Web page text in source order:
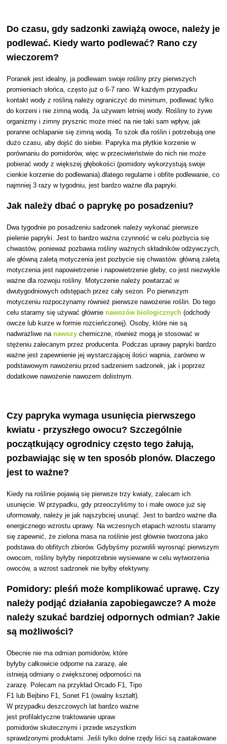
Do czasu, gdy sadzonki zawiążą owoce, należy je
podlewać. Kiedy warto podlewać? Rano czy
wieczorem?
Poranek jest idealny, ja podlewam swoje rośliny przy pierwszych
promieniach słońca, często już o 6-7 rano. W każdym przypadku
kontakt wody z rośliną należy ograniczyć do minimum, podlewać tylko
do korzeni i nie zimną wodą. Ja używam letniej wody. Rośliny to żywe
organizmy i zimny prysznic może mieć na nie taki sam wpływ, jak
poranne ochlapanie się zimną wodą. To szok dla roślin i potrzebują one
dużo czasu, aby dojść do siebie. Papryka ma płytkie korzenie w
porównaniu do pomidorów, więc w przeciwieństwie do nich nie może
pobierać wody z większej głębokości (pomidory wykorzystują swoje
cienkie korzenie do podlewania).dlatego regularne i obfite podlewanie, co
najmniej 3 razy w tygodniu, jest bardzo ważne dla papryki.
Jak należy dbać o paprykę po posadzeniu?
Dwa tygodnie po posadzeniu sadzonek należy wykonać pierwsze
pielenie papryki. Jest to bardzo ważna czynność w celu pozbycia się
chwastów, ponieważ pozbawia rośliny ważnych składników odżywczych,
ale główną zaletą motyczenia jest pozbycie się chwastów. główną zaletą
motyczenia jest napowietrzenie i napowietrzenie gleby, co jest niezwykle
ważne dla rozwoju rośliny. Motyczenie należy powtarzać w
dwutygodniowych odstępach przez cały sezon. Po pierwszym
motyczeniu rozpoczynamy również pierwsze nawożenie roślin. Do tego
celu staramy się używać głównienawozów biologicznych (odchody
owcze lub kurze w formie rozcieńczonej). Osoby, które nie są
nadwrażliwe nanawozy chemiczne, również mogą je stosować w
stężeniu zalecanym przez producenta. Podczas uprawy papryki bardzo
ważne jest zapewnienie jej wystarczającej ilości wapnia, zarówno w
podstawowym nawożeniu przed sadzeniem sadzonek, jak i poprzez
dodatkowe nawożenie nawozem dolistnym.
Czy papryka wymaga usunięcia pierwszego
kwiatu - przyszłego owocu? Szczególnie
początkujący ogrodnicy często tego żałują,
pozbawiając się w ten sposób plonów. Dlaczego
jest to ważne?
Kiedy na roślinie pojawią się pierwsze trzy kwiaty, zalecam ich
usunięcie. W przypadku, gdy przeoczyliśmy to i małe owoce już się
uformowały, należy je jak najszybciej usunąć. Jest to bardzo ważne dla
energicznego wzrostu uprawy. Na wczesnych etapach wzrostu staramy
się zapewnić, że zielona masa na roślinie jest głównie tworzona jako
podstawa do obfitych zbiorów. Gdybyśmy pozwolili wyrosnąć pierwszym
owocom, rośliny byłyby niepotrzebnie wysiewane w celu wytworzenia
owoców, a wzrost sadzonek nie byłby efektywny.
Pomidory: pleśń może komplikować uprawę. Czy
należy podjąć działania zapobiegawcze? A może
należy szukać bardziej odpornych odmian? Jakie
są możliwości?
Obecnie nie ma odmian pomidorów, które
byłyby całkowicie odporne na zarazę, ale
istnieją odmiany o zwiększonej odporności na
zarazę. Polecam na przykład Orcado F1, Tipo
F1 lub Bejbino F1, Sonet F1 (owalny kształt).
W przypadku deszczowych lat bardzo ważne
jest profilaktyczne traktowanie upraw
pomidorów skutecznymi i przede wszystkim
sprawdzonymi produktami.Jeśli tylko dolne rzędy liści są zaatakowane